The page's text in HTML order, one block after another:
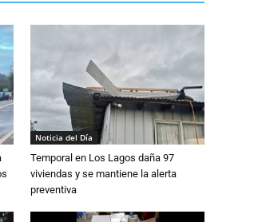
Noticia del Día
Temporal en Los Lagos daña 97
viviendas y se mantiene la alerta
preventiva